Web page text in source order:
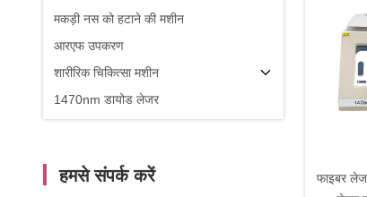
मकड़ी नस को हटाने की मशीन
आरएफ उपकरण
शारीरिक चिकित्सा मशीन
1470nm डायोड लेजर
हमसे संपर्क करें
फाइबर